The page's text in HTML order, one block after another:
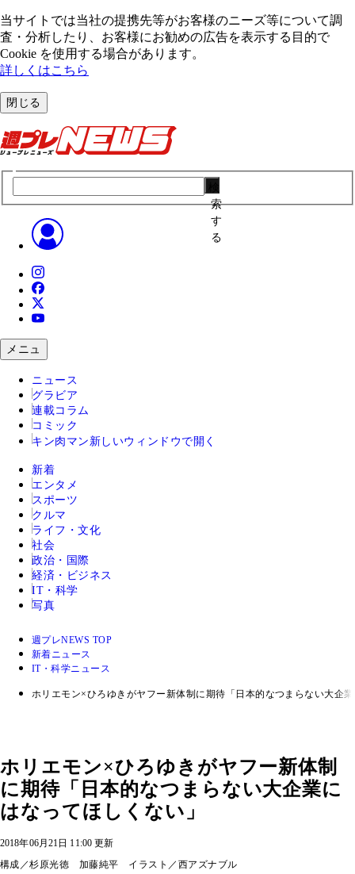
当サイトでは当社の提携先等がお客様のニーズ等について調
査・分析したり、お客様にお勧めの広告を表⽰する⽬的で
Cookie を使⽤する場合があります。
詳しくはこちら
閉じる
索
す
る
メニュ
ニュース
グラビア
連載コラム
コミック
キン肉マン 新しいウィンドウで開く
新着
エンタメ
スポーツ
クルマ
ライフ・文化
社会
政治・国際
経済・ビジネス
IT・科学
写真
週プレNEWS TOP
新着ニュース
IT・科学ニュース
ホリエモン×ひろゆきがヤフー新体制に期待「日本的なつまらない大企
ホリエモン×ひろゆきがヤフー新体制
に期待「日本的なつまらない大企業に
はなってほしくない」
2018年06月21日 11:00 更新
構成／杉原光徳 加藤純平 イラスト／西アズナブル